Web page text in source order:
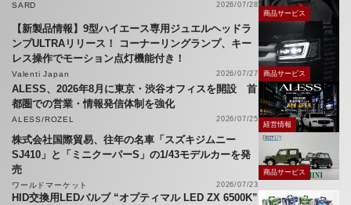
SARD
2026/07/28
商品サービス
【新製品情報】9型ハイエース専用ジュエルヘッドラ
ンプULTRAリリース！ コーナーリングランプ、キー
レス操作でモーション点灯機能付き！
Valenti Japan 2026/07/27 商品サービス
ALESS、2026年8月に東京・渋谷オフィスを開設 首
都圏での営業・情報発信体制を強化
ALESS/ROZEL 2026/07/25
経営情報
株式会社国際貿易、往年の名車「スズキジムニー
SJ410」と「ミニクーパーS」の1/43モデルカーを発
売
ワールドマーケット 2026/07/23
商品サービス
HID交換用LEDバルブ “オプティマル LED ZX 6500K”